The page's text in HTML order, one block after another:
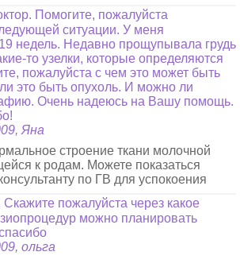
Помогите, пожалуйста
ситуации. У меня
недель. Недавно прощупывала грудь
то узелки, которые определяются
пожалуйста с чем это может быть
это быть опухоль. И можно ли
Очень надеюсь на Вашу помощь.
Яна
строение ткани молочной
к родам. Можете показаться
по ГВ для успокоения
Скажите пожалуйста через какое
можно планировать
ольга